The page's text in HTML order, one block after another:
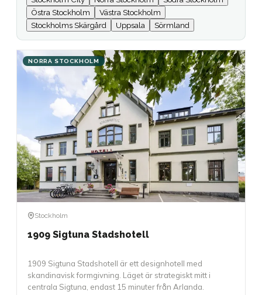
Östra Stockholm
Västra Stockholm
Stockholms Skärgård
Uppsala Sörmland
NORRA STOCKHOLM
Stockholm
1909 Sigtuna Stadshotell
1909 Sigtuna Stadshotell är ett designhotell med
skandinavisk formgivning. Läget är strategiskt mitt i
centrala Sigtuna, endast 15 minuter från Arlanda.